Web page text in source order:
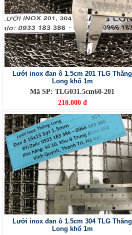
Lưới inox đan ô 1.5cm 201 TLG Thăng
Long khổ 1m
Mã SP: TLG031.5cm60-201
210.000 đ
Lưới inox đan ô 1.5cm 304 TLG Thăng
Long khổ 1m